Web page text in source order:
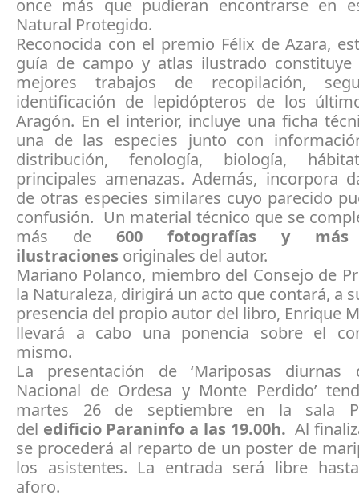
once más que pudieran encontrarse en
Natural Protegido.
Reconocida con el premio Félix de Azara,
guía de campo y atlas ilustrado
mejores trabajos de recopilación,
identificación de lepidópteros de los
Aragón. En el interior, incluye una ficha
una de las especies junto con
distribución, fenología, biología,
principales amenazas. Además, incorpora
de otras especies similares cuyo parecido
confusión. Un material técnico que se
más de 600 fotografías y
ilustraciones originales del autor.
Mariano Polanco, miembro del Consejo de
la Naturaleza, dirigirá un acto que contará, a
presencia del propio autor del libro, Enrique
llevará a cabo una ponencia sobre el
mismo.
La presentación de ‘Mariposas diurnas
Nacional de Ordesa y Monte Perdido’
martes 26 de septiembre en la sala
del edificio Paraninfo a las 19.00h. Al
se procederá al reparto de un poster de
los asistentes. La entrada será libre
aforo.